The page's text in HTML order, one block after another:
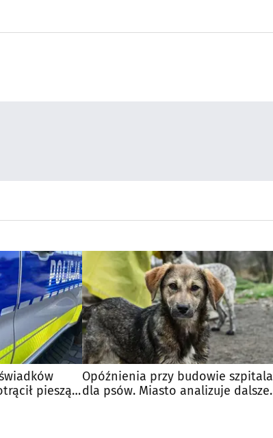
pieszą i
Opóźnienia przy budowie szpitala
dla psów. Miasto analizuje dalsze